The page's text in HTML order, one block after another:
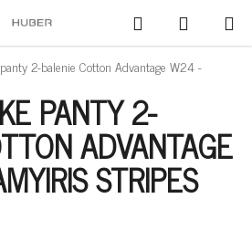
HĽADAŤ
KOŠÍK
2-balenie Cotton Advantage W24 -
PANTY 2-
ADVANTAGE
STRIPES